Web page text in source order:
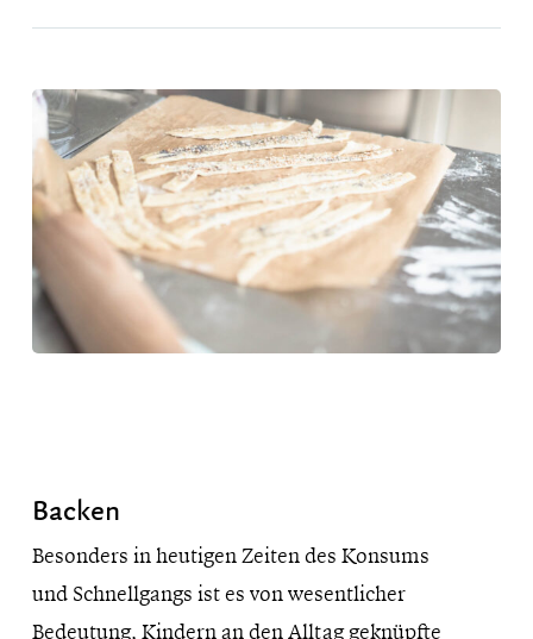
Backen
Besonders in heutigen Zeiten des Konsums
und Schnellgangs ist es von wesentlicher
Bedeutung, Kindern an den Alltag geknüpfte